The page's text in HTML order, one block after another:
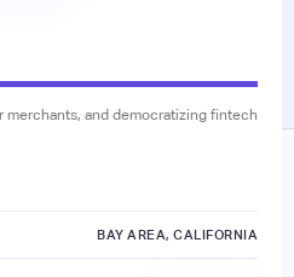
merchants, and democratizing fintech
BAY AREA, CALIFORNIA